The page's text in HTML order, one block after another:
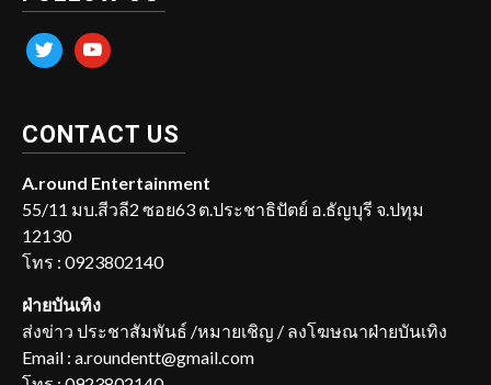
twitter youtube
CONTACT US
A.round Entertainment
55/11 มบ.สีวลี2 ซอย63 ต.ประชาธิปัตย์ อ.ธัญบุรี จ.ปทุม
12130
โทร : 0923802140
ฝ่ายบันเทิง
ส่งข่าว ประชาสัมพันธ์ /หมายเชิญ / ลงโฆษณาฝ่ายบันเทิง
Email : a.roundentt@gmail.com